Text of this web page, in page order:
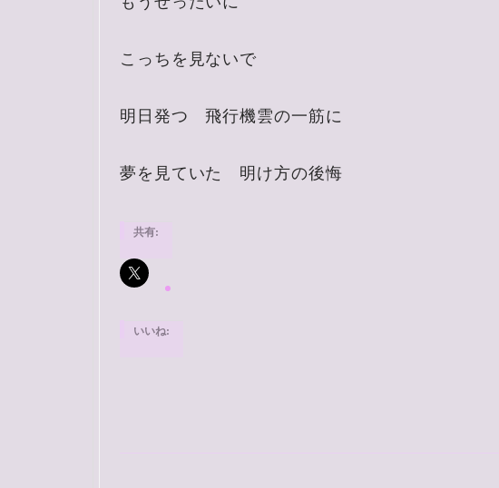
こっちを見ないで
明日発つ 飛行機雲の一筋に
夢を見ていた 明け方の後悔
共有:
いいね: